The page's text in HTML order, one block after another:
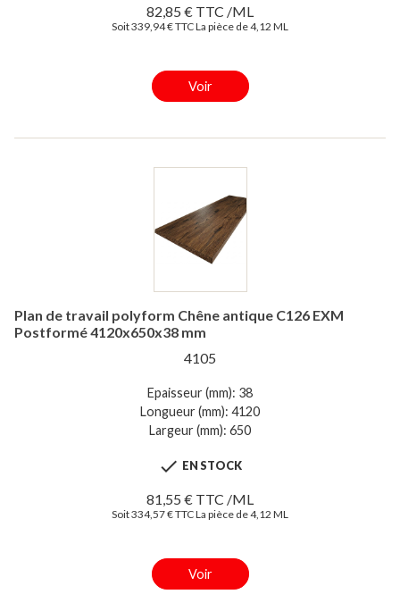
82,85 € TTC /ML
Soit 339,94 € TTC La pièce de 4,12 ML
Voir
Plan de travail polyform Chêne antique C126 EXM
Postformé 4120x650x38 mm
4105
Epaisseur (mm): 38
Longueur (mm): 4120
Largeur (mm): 650
 EN STOCK
81,55 € TTC /ML
Soit 334,57 € TTC La pièce de 4,12 ML
Voir